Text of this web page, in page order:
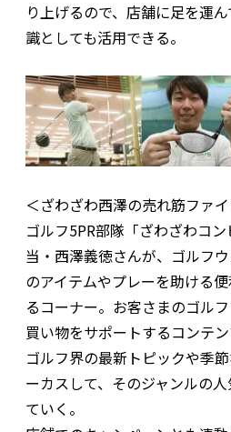
り上げるので、店舗に足を運
識としても活用できる。
＜ざわざわ西澤の売れ筋ファ
ゴルフ5PR部隊「ざわざわコ
当・西澤義徳さんが、ゴルフ
のアイテムやプレーを助ける
るコーナー。お客さまのゴル
買い物をサポートするコンテン
ゴルフ界の最新トピックや季
ーカスして、そのジャンルの
ていく。